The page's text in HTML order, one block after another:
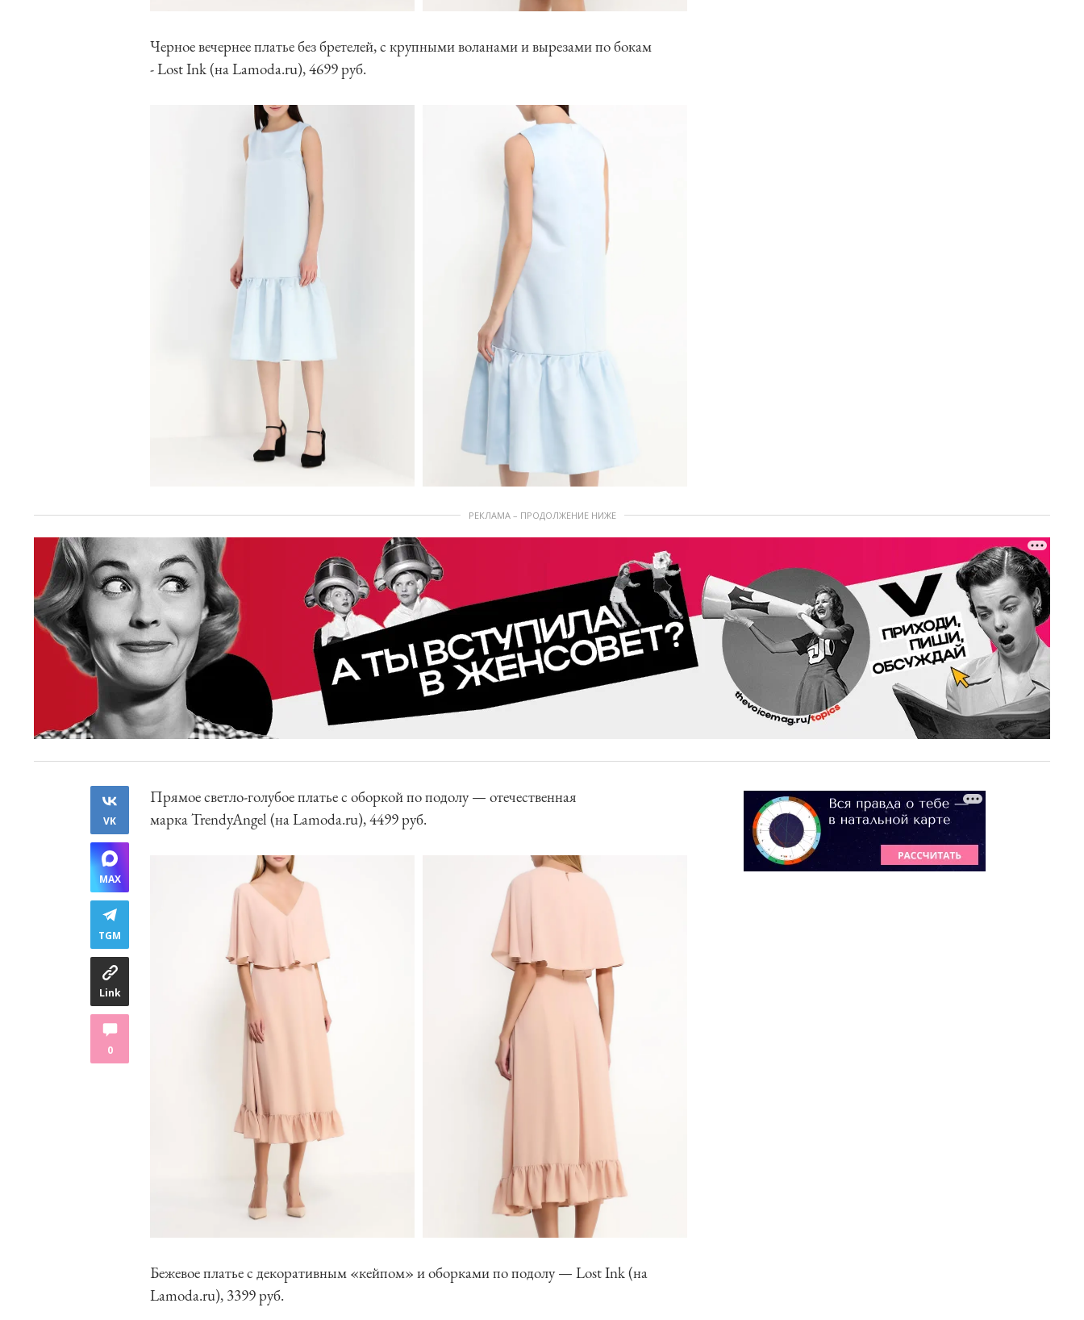
Черное вечернее платье без бретелей, с крупными воланами и вырезами по бокам
- Lost Ink (на Lamoda.ru), 4699 руб.
РЕКЛАМА – ПРОДОЛЖЕНИЕ НИЖЕ
VK
MAX
TGM
Link
0
Прямое светло-голубое платье с оборкой по подолу — отечественная
марка TrendyAngel (на Lamoda.ru), 4499 руб.
Бежевое платье с декоративным «кейпом» и оборками по подолу — Lost Ink (на
Lamoda.ru), 3399 руб.